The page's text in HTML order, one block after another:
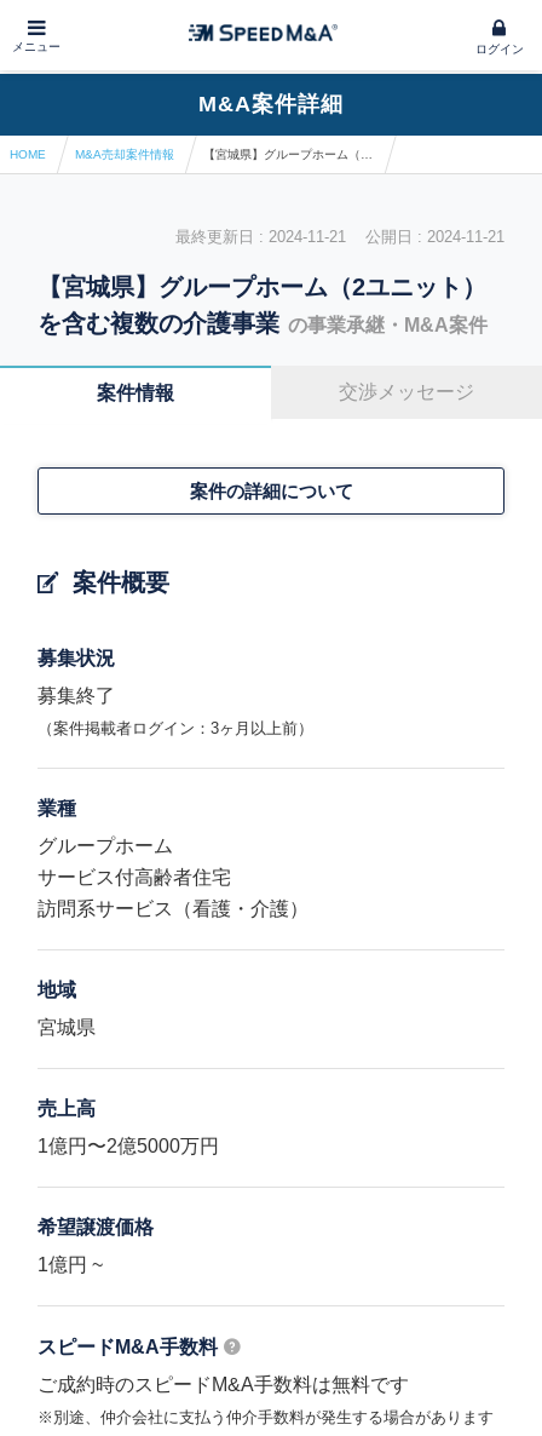
メニュー ログイン
M&A案件詳細
HOME M&A売却案件情報
最終更新日 : 2024-11-21 公開日 : 2024-11-21
【宮城県】グループホーム（2ユニット）
を含む複数の介護事業 の事業承継・M&A案件
案件情報 交渉メッセージ
案件概要
案件の詳細について
募集状況
募集終了
（案件掲載者ログイン：3ヶ月以上前）
業種
グループホーム
サービス付高齢者住宅
訪問系サービス（看護・介護）
地域
宮城県
売上高
1億円〜2億5000万円
希望譲渡価格
1億円 ~
スピードM&A手数料
ご成約時のスピードM&A手数料は無料です
※別途、仲介会社に支払う仲介手数料が発生する場合があります